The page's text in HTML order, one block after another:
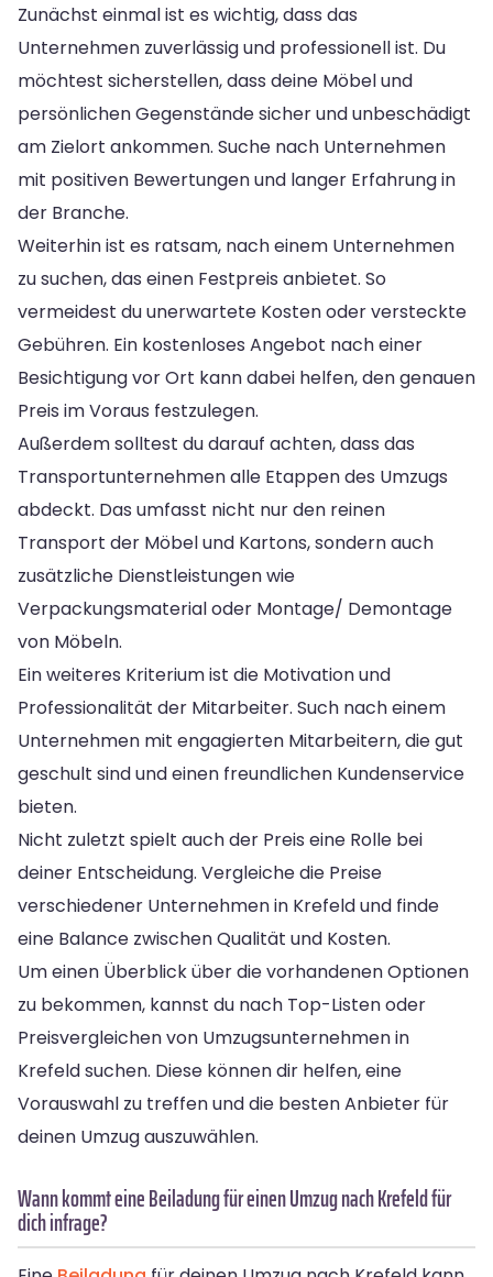
Zunächst einmal ist es wichtig, dass das
Unternehmen zuverlässig und professionell ist. Du
möchtest sicherstellen, dass deine Möbel und
persönlichen Gegenstände sicher und unbeschädigt
am Zielort ankommen. Suche nach Unternehmen
mit positiven Bewertungen und langer Erfahrung in
der Branche.
Weiterhin ist es ratsam, nach einem Unternehmen
zu suchen, das einen Festpreis anbietet. So
vermeidest du unerwartete Kosten oder versteckte
Gebühren. Ein kostenloses Angebot nach einer
Besichtigung vor Ort kann dabei helfen, den genauen
Preis im Voraus festzulegen.
Außerdem solltest du darauf achten, dass das
Transportunternehmen alle Etappen des Umzugs
abdeckt. Das umfasst nicht nur den reinen
Transport der Möbel und Kartons, sondern auch
zusätzliche Dienstleistungen wie
Verpackungsmaterial oder Montage/ Demontage
von Möbeln.
Ein weiteres Kriterium ist die Motivation und
Professionalität der Mitarbeiter. Such nach einem
Unternehmen mit engagierten Mitarbeitern, die gut
geschult sind und einen freundlichen Kundenservice
bieten.
Nicht zuletzt spielt auch der Preis eine Rolle bei
deiner Entscheidung. Vergleiche die Preise
verschiedener Unternehmen in Krefeld und finde
eine Balance zwischen Qualität und Kosten.
Um einen Überblick über die vorhandenen Optionen
zu bekommen, kannst du nach Top-Listen oder
Preisvergleichen von Umzugsunternehmen in
Krefeld suchen. Diese können dir helfen, eine
Vorauswahl zu treffen und die besten Anbieter für
deinen Umzug auszuwählen.
Wann kommt eine Beiladung für einen Umzug nach Krefeld für
dich infrage?